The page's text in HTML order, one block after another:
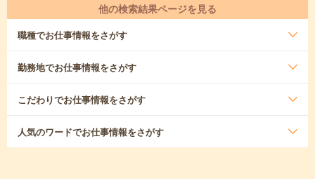
他の検索結果ページを見る
職種でお仕事情報をさがす
勤務地でお仕事情報をさがす
こだわりでお仕事情報をさがす
人気のワードでお仕事情報をさがす